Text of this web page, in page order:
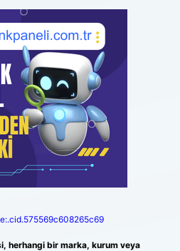
herhangi bir marka, kurum veya